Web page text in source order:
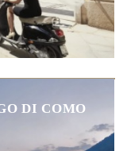
DI COMO